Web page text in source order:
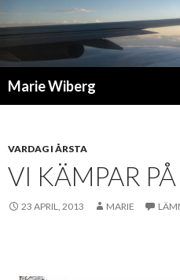
Marie Wiberg
VARDAG I ÅRSTA
VI KÄMPAR
23 APRIL, 2013 MARIE